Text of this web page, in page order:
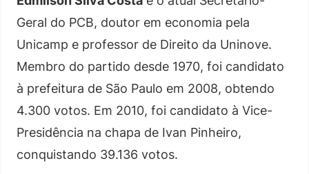
Geral do PCB, doutor em economia pela
Unicamp e professor de Direito da Uninove.
Membro do partido desde 1970, foi candidato
à prefeitura de São Paulo em 2008, obtendo
4.300 votos. Em 2010, foi candidato à Vice-
Presidência na chapa de Ivan Pinheiro,
conquistando 39.136 votos.